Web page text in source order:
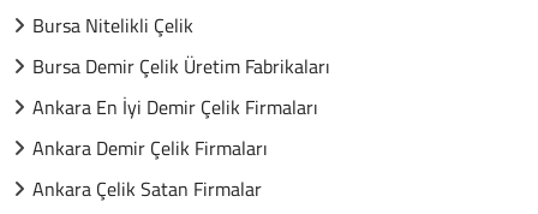
Bursa Nitelikli Çelik
Bursa Demir Çelik Üretim Fabrikaları
Ankara En İyi Demir Çelik Firmaları
Ankara Demir Çelik Firmaları
Ankara Çelik Satan Firmalar